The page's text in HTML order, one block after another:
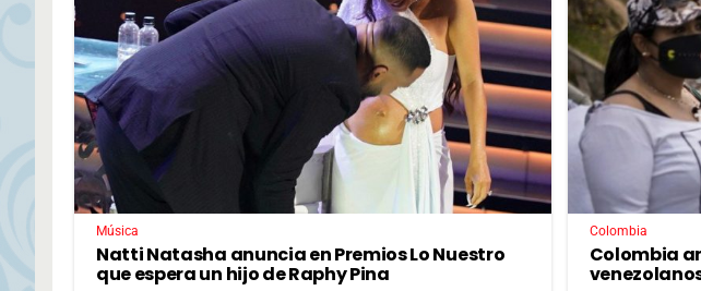
Música
Natti Natasha anuncia en Premios Lo Nuestro
que espera un hijo de Raphy Pina
Colombia
Colombia